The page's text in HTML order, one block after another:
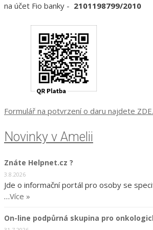
na účet Fio banky - 2101198799/2010
Formulář na potvrzení o daru najdete ZDE.
Novinky v Amelii
Znáte Helpnet.cz ?
3.8.2026
Jde o informační portál pro osoby se
…Více »
On-line podpůrná skupina pro